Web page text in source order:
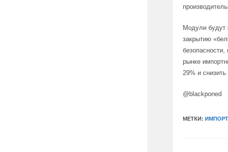
Модули будут
закрытию
рынке
29% и
@blackponed
МЕТКИ: